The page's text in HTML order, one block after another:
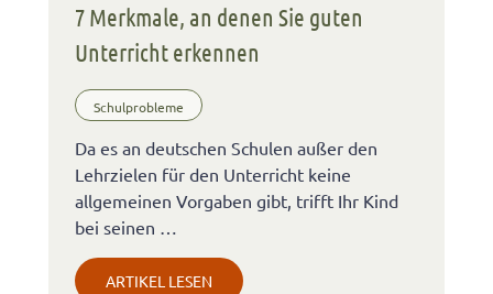
7 Merkmale, an denen Sie guten
Unterricht erkennen
Schulprobleme
Da es an deutschen Schulen außer den
Lehrzielen für den Unterricht keine
allgemeinen Vorgaben gibt, trifft Ihr Kind
bei seinen …
ARTIKEL LESEN